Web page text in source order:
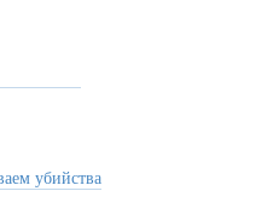
убийства